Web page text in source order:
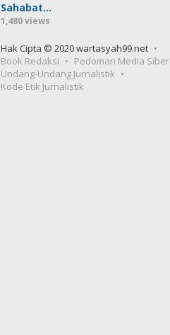
Sahabat…
1,480 views
Hak Cipta © 2020 wartasyah99.net
Book Redaksi
Pedoman Media Siber
Undang-Undang Jurnalistik
Kode Etik Jurnalistik